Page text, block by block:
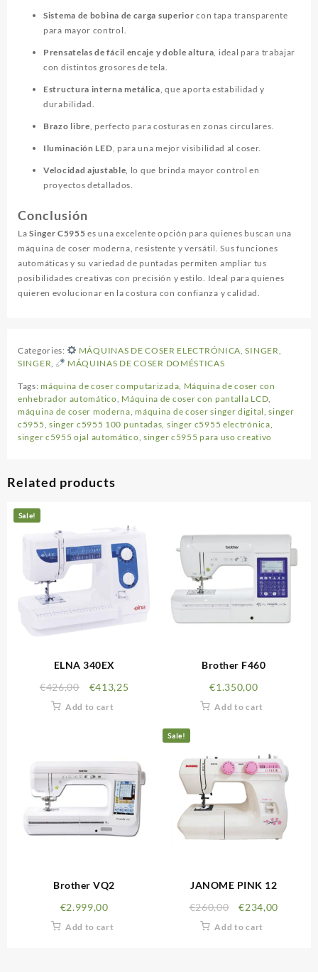
Sistema de bobina de carga superior con tapa transparente
para mayor control.
Prensatelas de fácil encaje y doble altura, ideal para trabajar
con distintos grosores de tela.
Estructura interna metálica, que aporta estabilidad y
durabilidad.
Brazo libre, perfecto para costuras en zonas circulares.
Iluminación LED, para una mejor visibilidad al coser.
Velocidad ajustable, lo que brinda mayor control en
proyectos detallados.
Conclusión
LaSinger C5955 es una excelente opción para quienes buscan una
máquina de coser moderna, resistente y versátil. Sus funciones
automáticas y su variedad de puntadas permiten ampliar tus
posibilidades creativas con precisión y estilo. Ideal para quienes
quieren evolucionar en la costura con confianza y calidad.
Categories: MÁQUINAS DE COSER ELECTRÓNICA,SINGER,
SINGER, MÁQUINAS DE COSER DOMÉSTICAS
Tags:máquina de coser computarizada, Máquina de coser con
enhebrador automático, Máquina de coser con pantalla LCD,
máquina de coser moderna,máquina de coser singer digital,singer
c5955, singer c5955 100 puntadas, singer c5955 electrónica,
singer c5955 ojal automático,singer c5955 para uso creativo
Related products
Sale!
ELNA 340EX
€426,00 €413,25
Add to cart
Brother F460
€1.350,00
Add to cart
Brother VQ2
€2.999,00
Add to cart
Sale!
JANOME PINK 12
€260,00 €234,00
Add to cart